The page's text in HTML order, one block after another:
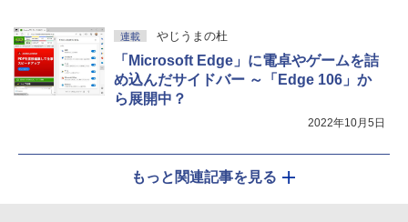
連載 やじうまの杜
「Microsoft Edge」に電卓やゲームを詰
め込んだサイドバー ～「Edge 106」か
ら展開中？
2022年10月5日
もっと関連記事を見る